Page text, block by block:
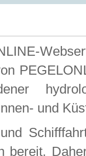
und
bereit.